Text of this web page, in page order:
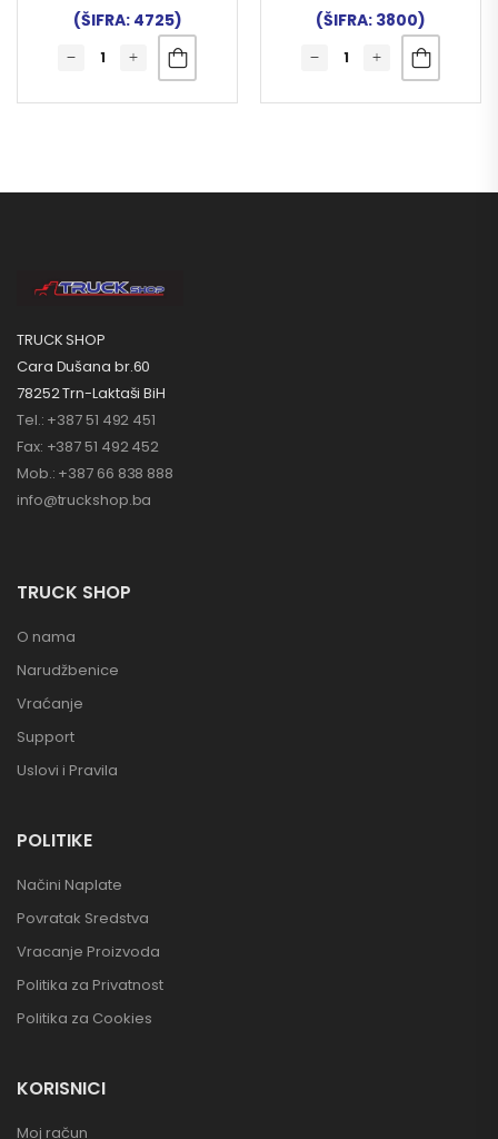
(ŠIFRA: 4725) (ŠIFRA: 3800)
TRUCK SHOP
Cara Dušana br.60
78252 Trn-Laktaši BiH
Tel.: +387 51 492 451
Fax: +387 51 492 452
Mob.: +387 66 838 888
info@truckshop.ba
TRUCK SHOP
O nama
Narudžbenice
Vraćanje
Support
Uslovi i Pravila
POLITIKE
Načini Naplate
Povratak Sredstva
Vracanje Proizvoda
Politika za Privatnost
Politika za Cookies
KORISNICI
Moj račun